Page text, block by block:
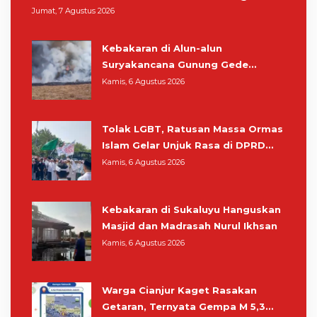
Pangrango
Jumat, 7 Agustus 2026
Kebakaran di Alun-alun
Suryakancana Gunung Gede
Pangrango, Relawan dan Warga
Kamis, 6 Agustus 2026
Tolak LGBT, Ratusan Massa Ormas
Islam Gelar Unjuk Rasa di DPRD
Cianjur
Kamis, 6 Agustus 2026
Kebakaran di Sukaluyu Hanguskan
Masjid dan Madrasah Nurul Ikhsan
Kamis, 6 Agustus 2026
Warga Cianjur Kaget Rasakan
Getaran, Ternyata Gempa M 5,3